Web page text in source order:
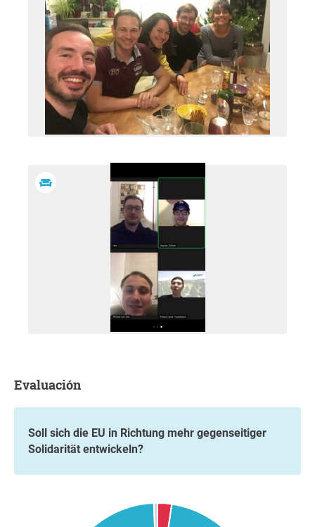
Evaluación
Soll sich die EU in Richtung mehr gegenseitiger
Solidarität entwickeln?